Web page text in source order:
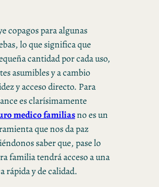
copagos para algunas
lo que significa que
cantidad por cada uso,
asumibles y a cambio
y acceso directo. Para
es clarísimamente
medico familiasno es un
que nos da paz
saber que, pase lo
familia tendrá acceso a una
rápida y de calidad.